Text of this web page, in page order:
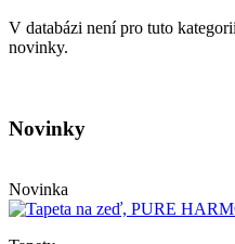
V databázi není pro tuto
novinky.
Novinky
Novinka